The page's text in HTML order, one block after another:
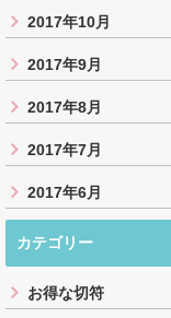
2017年10月
2017年9月
2017年8月
2017年7月
2017年6月
カテゴリー
お得な切符